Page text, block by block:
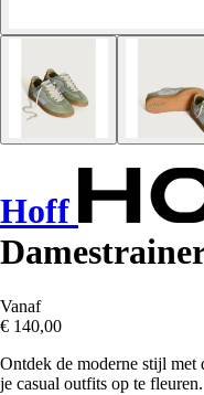
Hoff
Vanaf
€ 140,00
Ontdek de moderne stijl met
je casual outfits op te fleuren.